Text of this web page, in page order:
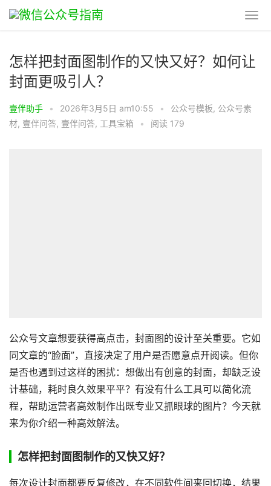
怎样把封面图制作的又快又好？如何让
封面更吸引人？
壹伴助手 • 2026年3月5日 am10:55 • 公众号模板, 公众号素
材, 壹伴问答, 壹伴问答, 工具宝箱 • 阅读 179
公众号文章想要获得高点击，封面图的设计至关重要。它如
同文章的“脸面”，直接决定了用户是否愿意点开阅读。但你
是否也遇到过这样的困扰：想做出有创意的封面，却缺乏设
计基础，耗时良久效果平平？有没有什么工具可以简化流
程，帮助运营者高效制作出既专业又抓眼球的图片？今天就
来为你介绍一种高效解法。
怎样把封面图制作的又快又好？
每次设计封面都要反复修改，在不同软件间来回切换，结果